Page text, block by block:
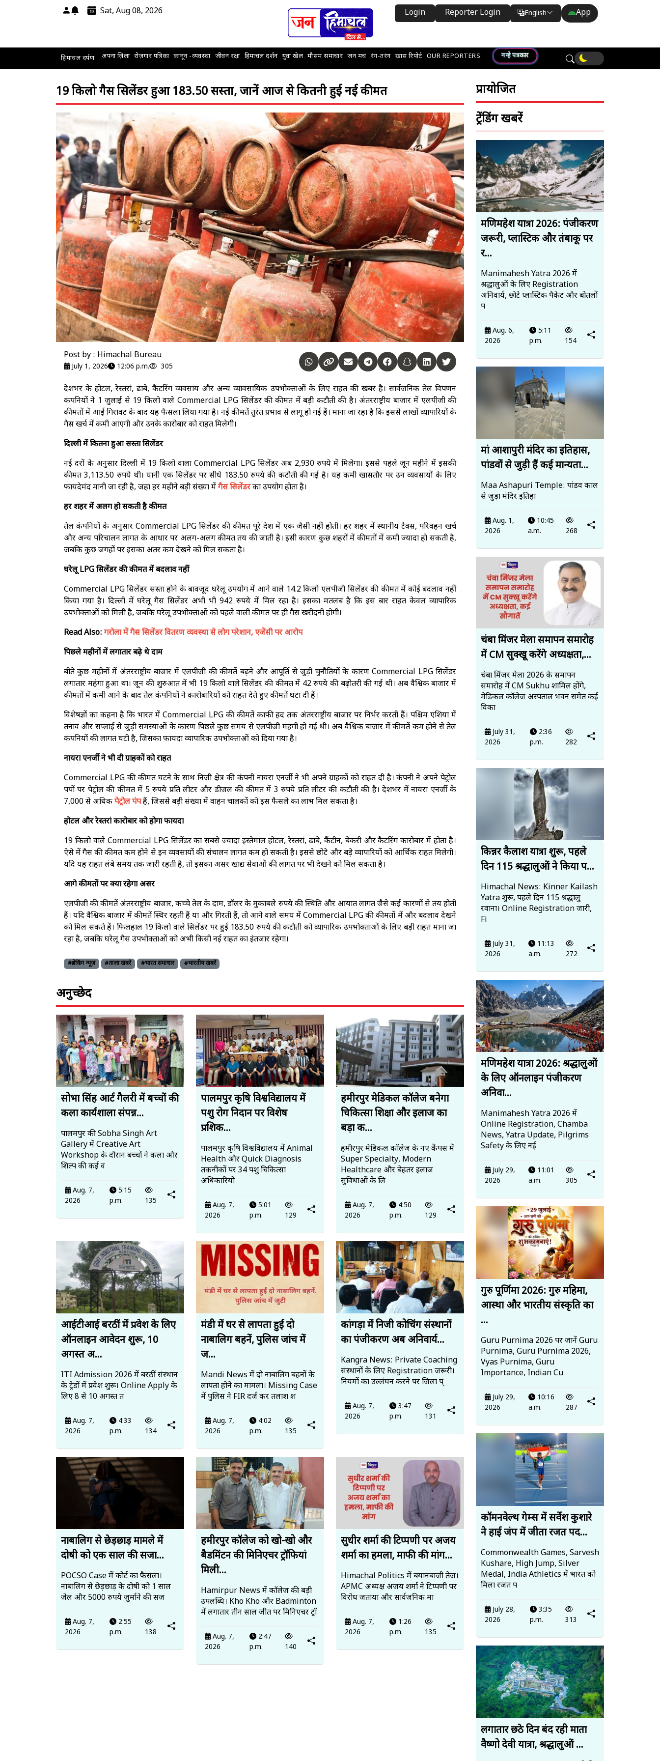
Sat, Aug 08, 2026 Login Reporter Login English
Translate
App
हिमाचल दर्पण अपना ज़िला रोज़गार पत्रिका कानून -व्यवस्था जीवन रक्षा हिमाचल दर्शन युवा खेल मौसम समाचार जन मचं रंग-तरंग खास रिपोर्ट OUR REPORTERS नन्हे पत्रकार
19 किलो गैस सिलेंडर हुआ ₹183.50 सस्ता, जानें आज से कितनी हुई नई कीमत
Post by : Himachal Bureau
July 1, 2026 12:06 p.m. 305
देशभर के होटल, रेस्तरां, ढाबे, कैटरिंग व्यवसाय और अन्य व्यावसायिक उपभोक्ताओं के लिए राहत की खबर है। सार्वजनिक तेल विपणन
कंपनियों ने 1 जुलाई से 19 किलो वाले Commercial LPG सिलेंडर की कीमत में बड़ी कटौती की है। अंतरराष्ट्रीय बाजार में एलपीजी की
कीमतों में आई गिरावट के बाद यह फैसला लिया गया है। नई कीमतें तुरंत प्रभाव से लागू हो गई हैं। माना जा रहा है कि इससे लाखों व्यापारियों के
गैस खर्च में कमी आएगी और उनके कारोबार को राहत मिलेगी।
दिल्ली में कितना हुआ सस्ता सिलेंडर
नई दरों के अनुसार दिल्ली में 19 किलो वाला Commercial LPG सिलेंडर अब 2,930 रुपये में मिलेगा। इससे पहले जून महीने में इसकी
कीमत 3,113.50 रुपये थी। यानी एक सिलेंडर पर सीधे 183.50 रुपये की कटौती की गई है। यह कमी खासतौर पर उन व्यवसायों के लिए
फायदेमंद मानी जा रही है, जहां हर महीने बड़ी संख्या मेंगैस सिलेंडरका उपयोग होता है।
हर शहर में अलग हो सकती है कीमत
तेल कंपनियों के अनुसार Commercial LPG सिलेंडर की कीमत पूरे देश में एक जैसी नहीं होती। हर शहर में स्थानीय टैक्स, परिवहन खर्च
और अन्य परिचालन लागत के आधार पर अलग-अलग कीमत तय की जाती है। इसी कारण कुछ शहरों में कीमतों में कमी ज्यादा हो सकती है,
जबकि कुछ जगहों पर इसका अंतर कम देखने को मिल सकता है।
घरेलू LPG सिलेंडर की कीमत में बदलाव नहीं
Commercial LPG सिलेंडर सस्ता होने के बावजूद घरेलू उपयोग में आने वाले 14.2 किलो एलपीजी सिलेंडर की कीमत में कोई बदलाव नहीं
किया गया है। दिल्ली में घरेलू गैस सिलेंडर अभी भी 942 रुपये में मिल रहा है। इसका मतलब है कि इस बार राहत केवल व्यापारिक
उपभोक्ताओं को मिली है, जबकि घरेलू उपभोक्ताओं को पहले वाली कीमत पर ही गैस खरीदनी होगी।
Read Also: गरोला में गैस सिलेंडर वितरण व्यवस्था से लोग परेशान, एजेंसी पर आरोप
पिछले महीनों में लगातार बढ़े थे दाम
बीते कुछ महीनों में अंतरराष्ट्रीय बाजार में एलपीजी की कीमतें बढ़ने और आपूर्ति से जुड़ी चुनौतियों के कारण Commercial LPG सिलेंडर
लगातार महंगा हुआ था। जून की शुरुआत में भी 19 किलो वाले सिलेंडर की कीमत में 42 रुपये की बढ़ोतरी की गई थी। अब वैश्विक बाजार में
कीमतों में कमी आने के बाद तेल कंपनियों ने कारोबारियों को राहत देते हुए कीमतें घटा दी हैं।
विशेषज्ञों का कहना है कि भारत में Commercial LPG की कीमतें काफी हद तक अंतरराष्ट्रीय बाजार पर निर्भर करती हैं। पश्चिम एशिया में
तनाव और सप्लाई से जुड़ी समस्याओं के कारण पिछले कुछ समय से एलपीजी महंगी हो गई थी। अब वैश्विक बाजार में कीमतें कम होने से तेल
कंपनियों की लागत घटी है, जिसका फायदा व्यापारिक उपभोक्ताओं को दिया गया है।
नायरा एनर्जी ने भी दी ग्राहकों को राहत
Commercial LPG की कीमत घटने के साथ निजी क्षेत्र की कंपनी नायरा एनर्जी ने भी अपने ग्राहकों को राहत दी है। कंपनी ने अपने पेट्रोल
पंपों पर पेट्रोल की कीमत में 5 रुपये प्रति लीटर और डीजल की कीमत में 3 रुपये प्रति लीटर की कटौती की है। देशभर में नायरा एनर्जी के
7,000 से अधिकपेट्रोल पंपहैं, जिससे बड़ी संख्या में वाहन चालकों को इस फैसले का लाभ मिल सकता है।
होटल और रेस्तरां कारोबार को होगा फायदा
19 किलो वाले Commercial LPG सिलेंडर का सबसे ज्यादा इस्तेमाल होटल, रेस्तरां, ढाबे, कैंटीन, बेकरी और कैटरिंग कारोबार में होता है।
ऐसे में गैस की कीमत कम होने से इन व्यवसायों की संचालन लागत कम हो सकती है। इससे छोटे और बड़े व्यापारियों को आर्थिक राहत मिलेगी।
यदि यह राहत लंबे समय तक जारी रहती है, तो इसका असर खाद्य सेवाओं की लागत पर भी देखने को मिल सकता है।
आगे कीमतों पर क्या रहेगा असर
एलपीजी की कीमतें अंतरराष्ट्रीय बाजार, कच्चे तेल के दाम, डॉलर के मुकाबले रुपये की स्थिति और आयात लागत जैसे कई कारणों से तय होती
हैं। यदि वैश्विक बाजार में कीमतें स्थिर रहती हैं या और गिरती हैं, तो आने वाले समय में Commercial LPG की कीमतों में और बदलाव देखने
को मिल सकते हैं। फिलहाल 19 किलो वाले सिलेंडर पर हुई 183.50 रुपये की कटौती को व्यापारिक उपभोक्ताओं के लिए बड़ी राहत माना जा
रहा है, जबकि घरेलू गैस उपभोक्ताओं को अभी किसी नई राहत का इंतजार रहेगा।
#ब्रेकिंग न्यूज़ #ताज़ा खबरें #भारत समाचार #भारतीय खबरें
अनुच्छेद
सोभा सिंह आर्ट गैलरी में बच्चों की
कला कार्यशाला संपन्न...
पालमपुर की Sobha Singh Art
Gallery में Creative Art
Workshop के दौरान बच्चों ने कला और
शिल्प की कई व
Aug. 7,
2026
5:15
p.m.
135
पालमपुर कृषि विश्वविद्यालय में
पशु रोग निदान पर विशेष
प्रशिक...
पालमपुर कृषि विश्वविद्यालय में Animal
Health और Quick Diagnosis
तकनीकों पर 34 पशु चिकित्सा
अधिकारियो
Aug. 7,
2026
5:01
p.m.
129
हमीरपुर मेडिकल कॉलेज बनेगा
चिकित्सा शिक्षा और इलाज का
बड़ा क...
हमीरपुर मेडिकल कॉलेज के नए कैंपस में
Super Specialty, Modern
Healthcare और बेहतर इलाज
सुविधाओं के लि
Aug. 7,
2026
4:50
p.m.
129
आईटीआई बरठीं में प्रवेश के लिए
ऑनलाइन आवेदन शुरू, 10
अगस्त अ...
ITI Admission 2026 में बरठीं संस्थान
के ट्रेडों में प्रवेश शुरू। Online Apply के
लिए 8 से 10 अगस्त त
Aug. 7,
2026
4:33
p.m.
134
मंडी में घर से लापता हुईं दो
नाबालिग बहनें, पुलिस जांच में
ज...
Mandi News में दो नाबालिग बहनों के
लापता होने का मामला। Missing Case
में पुलिस ने FIR दर्ज कर तलाश श
Aug. 7,
2026
4:02
p.m.
135
कांगड़ा में निजी कोचिंग संस्थानों
का पंजीकरण अब अनिवार्य...
Kangra News: Private Coaching
संस्थानों के लिए Registration जरूरी।
नियमों का उल्लंघन करने पर जिला प्
Aug. 7,
2026
3:47
p.m.
131
नाबालिग से छेड़छाड़ मामले में
दोषी को एक साल की सजा...
POCSO Case में कोर्ट का फैसला।
नाबालिग से छेड़छाड़ के दोषी को 1 साल
जेल और 5000 रुपये जुर्माने की सज
Aug. 7,
2026
2:55
p.m.
138
हमीरपुर कॉलेज को खो-खो और
बैडमिंटन की मिनिएचर ट्रॉफियां
मिली...
Hamirpur News में कॉलेज की बड़ी
उपलब्धि। Kho Kho और Badminton
में लगातार तीन साल जीत पर मिनिएचर ट्रॉ
Aug. 7,
2026
2:47
p.m.
140
सुधीर शर्मा की टिप्पणी पर अजय
शर्मा का हमला, माफी की मांग...
Himachal Politics में बयानबाजी तेज।
APMC अध्यक्ष अजय शर्मा ने टिप्पणी पर
विरोध जताया और सार्वजनिक मा
Aug. 7,
2026
1:26
p.m.
135
प्रायोजित
ट्रेंडिंग खबरें
मणिमहेश यात्रा 2026: पंजीकरण
जरूरी, प्लास्टिक और तंबाकू पर
र...
Manimahesh Yatra 2026 में
श्रद्धालुओं के लिए Registration
अनिवार्य, छोटे प्लास्टिक पैकेट और बोतलों
प
Aug. 6,
2026
5:11
p.m.
154
मां आशापुरी मंदिर का इतिहास,
पांडवों से जुड़ी हैं कई मान्यता...
Maa Ashapuri Temple: पांडव काल
से जुड़ा मंदिर इतिहा
Aug. 1,
2026
10:45
a.m.
268
चंबा मिंजर मेला समापन समारोह
में CM सुक्खू करेंगे अध्यक्षता,...
चंबा मिंजर मेला 2026 के समापन
समारोह में CM Sukhu शामिल होंगे,
मेडिकल कॉलेज अस्पताल भवन समेत कई
विका
July 31,
2026
2:36
p.m.
282
किन्नर कैलाश यात्रा शुरू, पहले
दिन 115 श्रद्धालुओं ने किया प...
Himachal News: Kinner Kailash
Yatra शुरू, पहले दिन 115 श्रद्धालु
रवाना। Online Registration जारी,
Fi
July 31,
2026
11:13
a.m.
272
मणिमहेश यात्रा 2026: श्रद्धालुओं
के लिए ऑनलाइन पंजीकरण
अनिवा...
Manimahesh Yatra 2026 में
Online Registration, Chamba
News, Yatra Update, Pilgrims
Safety के लिए नई
July 29,
2026
11:01
a.m.
305
गुरु पूर्णिमा 2026: गुरु महिमा,
आस्था और भारतीय संस्कृति का
...
Guru Purnima 2026 पर जानें Guru
Purnima, Guru Purnima 2026,
Vyas Purnima, Guru
Importance, Indian Cu
July 29,
2026
10:16
a.m.
287
कॉमनवेल्थ गेम्स में सर्वेश कुशारे
ने हाई जंप में जीता रजत पद...
Commonwealth Games, Sarvesh
Kushare, High Jump, Silver
Medal, India Athletics में भारत को
मिला रजत प
July 28,
2026
3:35
p.m.
313
लगातार छठे दिन बंद रही माता
वैष्णो देवी यात्रा, श्रद्धालुओं ...